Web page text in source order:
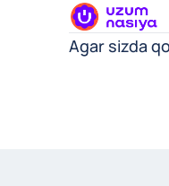
Agar sizda